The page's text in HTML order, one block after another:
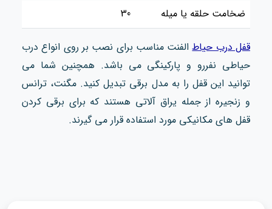
ضخامت حلقه یا میله
30
قفل درب حیاطالفنت مناسب برای نصب بر روی انواع درب
حیاطی نفررو و پارکینگی می باشد. همچنین شما می
توانید این قفل را به مدل برقی تبدیل کنید. مگنت، ترانس
و زنجیره از جمله یراق‌ آلاتی هستند که برای برقی کردن
قفل های مکانیکی مورد استفاده قرار می گیرند.